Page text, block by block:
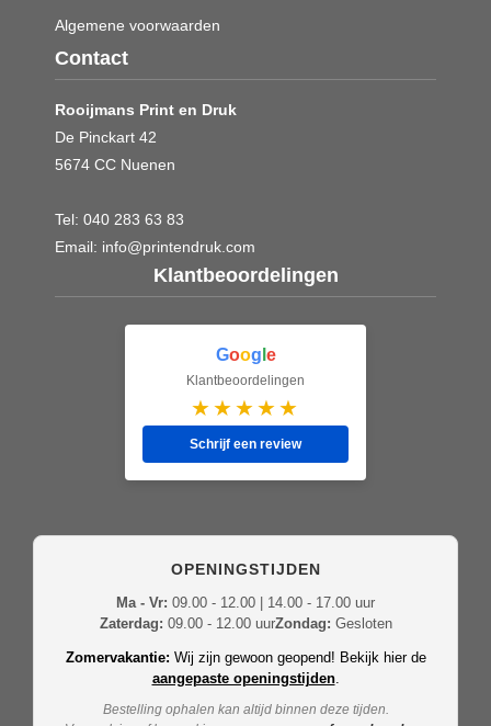
Algemene voorwaarden
Contact
Rooijmans Print en Druk
De Pinckart 42
5674 CC Nuenen
Tel: 040 283 63 83
Email: info@printendruk.com
Klantbeoordelingen
Goog e
Klantbeoordelingen
★★★★★
Schrijf een review
OPENINGSTIJDEN
Ma - Vr: 09.00 - 12.00 | 14.00 - 17.00 uur
Zaterdag: 09.00 - 12.00 uurZondag: Gesloten
Zomervakantie: Wij zijn gewoon geopend! Bekijk hier de
aangepaste openingstijden.
Bestelling ophalen kan altijd binnen deze tijden.